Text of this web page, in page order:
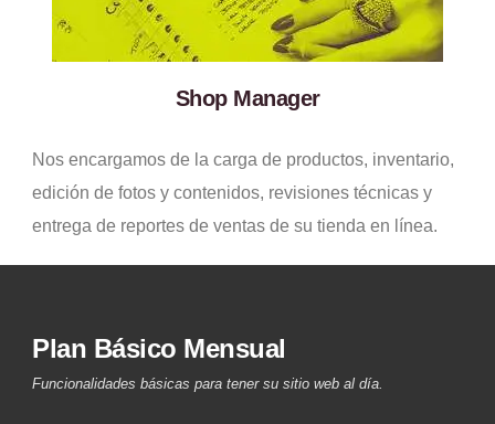
Shop Manager
Nos encargamos de la carga de productos, inventario,
edición de fotos y contenidos, revisiones técnicas y
entrega de reportes de ventas de su tienda en línea.
Plan Básico Mensual
Funcionalidades básicas para tener su sitio web al día.